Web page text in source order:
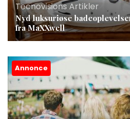
Tecnovisions Artikler
Nyd luksuriøse
fra MaXXwell
Annonce